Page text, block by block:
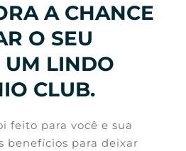
A CHANCE
O SEU
UM LINDO
CLUB.
feito para você e sua
benefícios para deixar